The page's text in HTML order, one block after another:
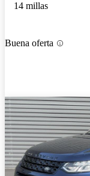
14 millas
Buena oferta